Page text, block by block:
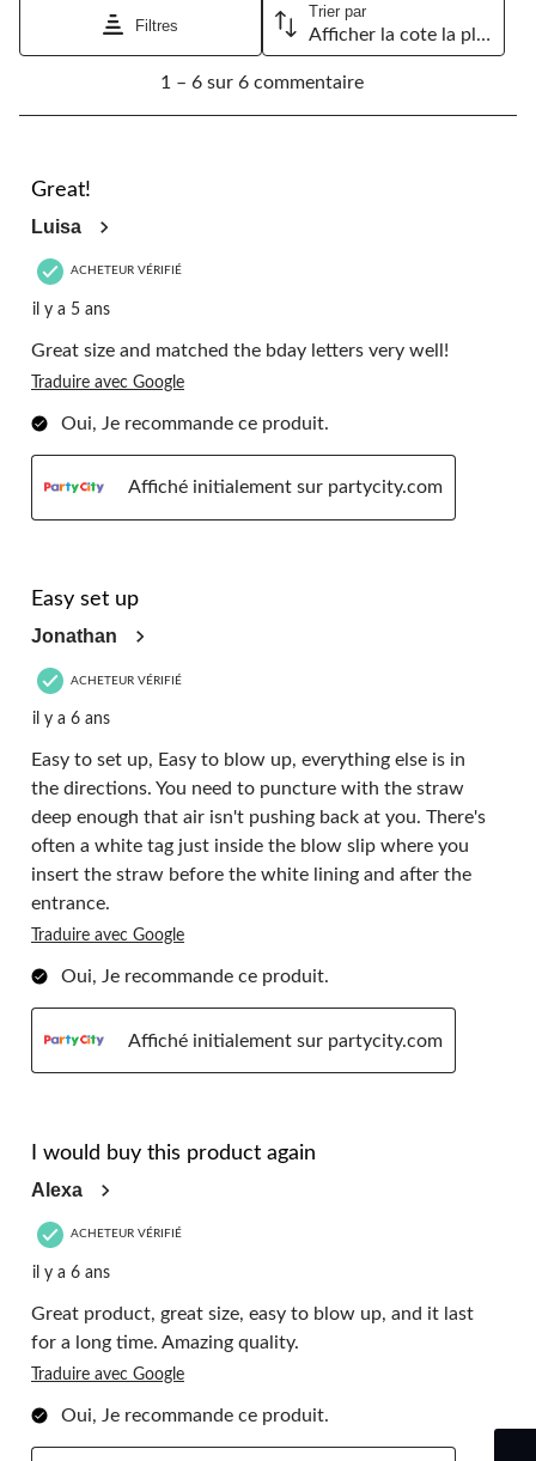
Filtres
Trier par
Afficher la cote la plus élevée à la plus faible
6
commentaire.
1 – 6 sur 6 commentaire
Great!
Luisa
ACHETEUR VÉRIFIÉ
il y a 5 ans
Great size and matched the bday letters very well!
Traduire avec Google
Oui, Je recommande ce produit.
Affiché initialement sur partycity.com
Easy set up
Jonathan
ACHETEUR VÉRIFIÉ
il y a 6 ans
Easy to set up, Easy to blow up, everything else is in
the directions. You need to puncture with the straw
deep enough that air isn't pushing back at you. There's
often a white tag just inside the blow slip where you
insert the straw before the white lining and after the
entrance.
Traduire avec Google
Oui, Je recommande ce produit.
Affiché initialement sur partycity.com
I would buy this product again
Alexa
ACHETEUR VÉRIFIÉ
il y a 6 ans
Great product, great size, easy to blow up, and it last
for a long time. Amazing quality.
Traduire avec Google
Oui, Je recommande ce produit.